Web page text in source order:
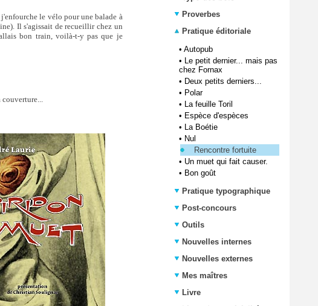
le vélo pour une balade à
Il s'agissait de recueillir chez un
bon train, voilà-t-y pas que je
Proverbes
Pratique éditoriale
• Autopub
• Le petit dernier... mais pas
chez Fornax
• Deux petits derniers...
• Polar
• La feuille Toril
• Espèce d'espèces
• La Boétie
• Nul
Rencontre fortuite
• Un muet qui fait causer.
• Bon goût
Pratique typographique
Post-concours
Outils
Nouvelles internes
Nouvelles externes
Mes maîtres
Livre